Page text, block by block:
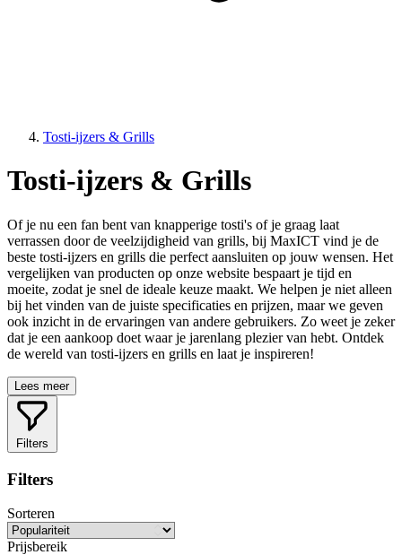
Tosti-ijzers & Grills
Tosti-ijzers & Grills
Of je nu een fan bent van knapperige tosti's of je graag laat
verrassen door de veelzijdigheid van grills, bij MaxICT vind je de
beste tosti-ijzers en grills die perfect aansluiten op jouw wensen. Het
vergelijken van producten op onze website bespaart je tijd en
moeite, zodat je snel de ideale keuze maakt. We helpen je niet alleen
bij het vinden van de juiste specificaties en prijzen, maar we geven
ook inzicht in de ervaringen van andere gebruikers. Zo weet je zeker
dat je een aankoop doet waar je jarenlang plezier van hebt. Ontdek
de wereld van tosti-ijzers en grills en laat je inspireren!
Lees meer
Filters
Filters
Sorteren
Prijsbereik